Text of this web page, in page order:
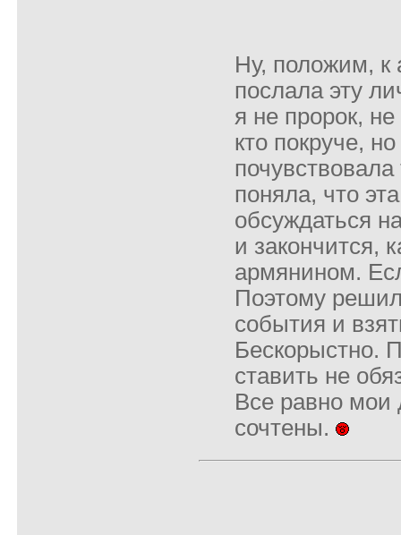
Ну, положим, к
послала эту
я не пророк,
кто покруче,
поняла, что
обсуждаться
и закончится,
армянином.
Поэтому
события и
Бескорыстно.
ставить не
Все равно
сочтены.